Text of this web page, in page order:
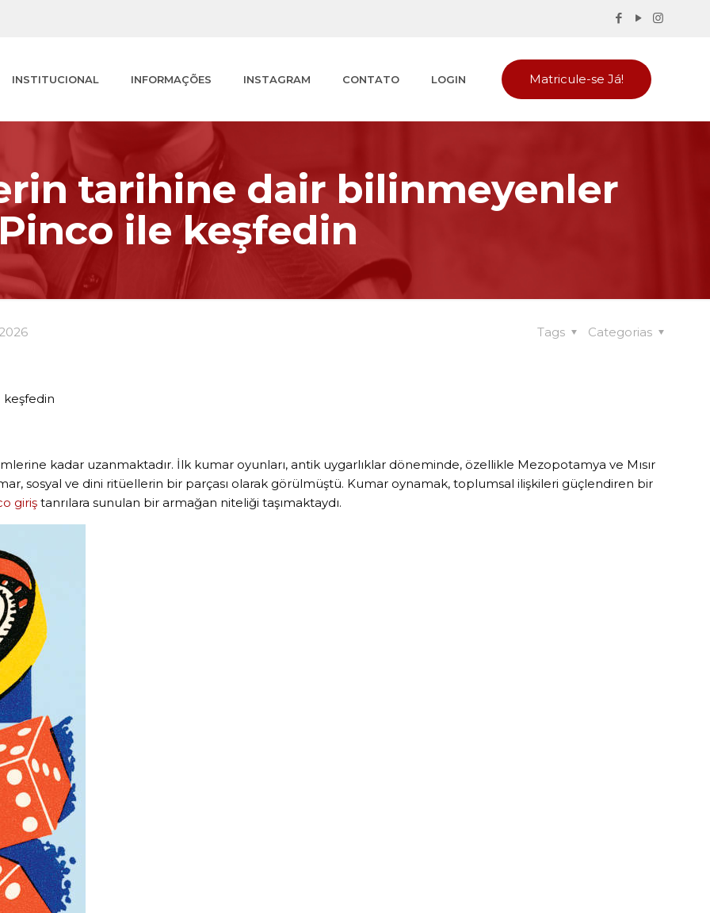
INSTITUCIONAL INFORMAÇÕES INSTAGRAM CONTATO LOGIN Matricule-se Já!
tarihine dair bilinmeyenler
ile keşfedin
Categorias
Tags
kadar uzanmaktadır. İlk kumar oyunları, antik uygarlıklar döneminde, özellikle Mezopotamya ve Mısır
sosyal ve dini ritüellerin bir parçası olarak görülmüştü. Kumar oynamak, toplumsal ilişkileri güçlendiren bir
giriştanrılara sunulan bir armağan niteliği taşımaktaydı.